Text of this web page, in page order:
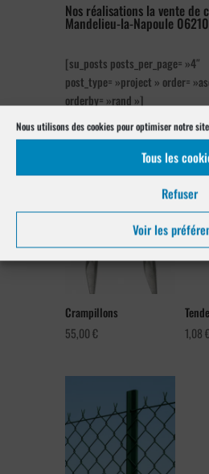
Nous utilisons des cookies pour optimiser notre
Tous les
Refuser
Voir les
Nos réalisations la vente de
Mandelieu-la-Napoule 06210
[su_posts posts_per_page= »4″
post_type= »project » order=
orderby= »rand »]
Notre gamme pour la pose
à Mandelieu-la-Napoule
Crampillons
55,00€
1,08